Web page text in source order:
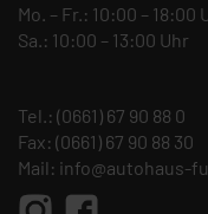
Mo. – Fr.: 10:00 – 18:00
Sa.: 10:00 – 13:00 Uhr
Tel.: (0661) 67 90 88 0
Fax: (0661) 67 90 88 30
Mail: info@autohaus-